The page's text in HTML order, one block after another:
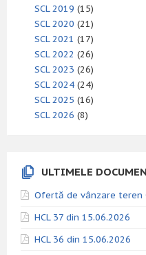
SCL 2019 (15)
SCL 2020 (21)
SCL 2021 (17)
SCL 2022 (26)
SCL 2023 (26)
SCL 2024 (24)
SCL 2025 (16)
SCL 2026 (8)
ULTIMELE
Ofertă de vânzare teren
HCL 37 din 15.06.2026
HCL 36 din 15.06.2026